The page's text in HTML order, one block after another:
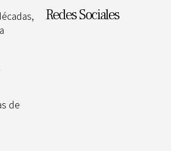
de
Redes Sociales